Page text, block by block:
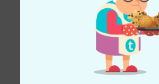
Tudtad?
Videók Kalauz